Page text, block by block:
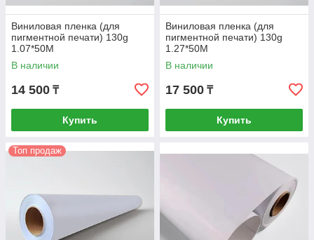
Виниловая пленка (для
пигментной печати) 130g
1.07*50M
В наличии
14 500 ₸
Купить
Виниловая пленка (для
пигментной печати) 130g
1.27*50M
В наличии
17 500 ₸
Купить
Топ продаж